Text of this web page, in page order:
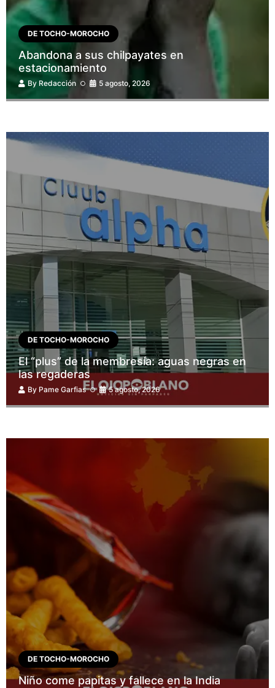
DE TOCHO-MOROCHO
Abandona a sus chilpayates en
estacionamiento
By Redacción 5 agosto, 2026
DE TOCHO-MOROCHO
El “plus” de la membresía: aguas negras en
las regaderas
By Pame Garfias 5 agosto, 2026
DE TOCHO-MOROCHO
Niño come papitas y fallece en la India